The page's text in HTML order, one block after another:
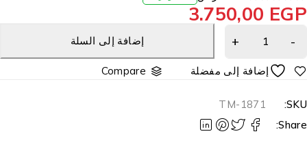
3.750,00
إضافة إلى السلة
Compare
TM-1871